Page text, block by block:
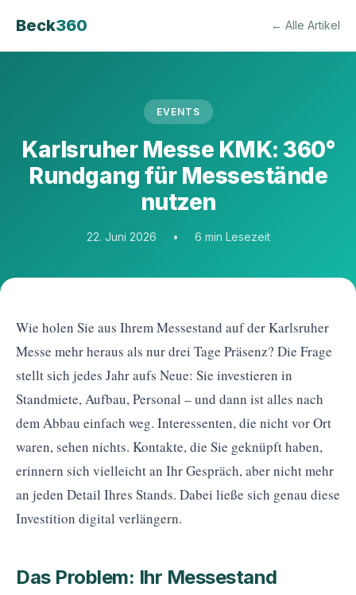
Beck360 ← Alle Artikel
EVENTS
Karlsruher Messe KMK: 360°
Rundgang für Messestände
nutzen
22. Juni 2026 • 6 min Lesezeit
Wie holen Sie aus Ihrem Messestand auf der Karlsruher
Messe mehr heraus als nur drei Tage Präsenz? Die Frage
stellt sich jedes Jahr aufs Neue: Sie investieren in
Standmiete, Aufbau, Personal – und dann ist alles nach
dem Abbau einfach weg. Interessenten, die nicht vor Ort
waren, sehen nichts. Kontakte, die Sie geknüpft haben,
erinnern sich vielleicht an Ihr Gespräch, aber nicht mehr
an jeden Detail Ihres Stands. Dabei ließe sich genau diese
Investition digital verlängern.
Das Problem: Ihr Messestand